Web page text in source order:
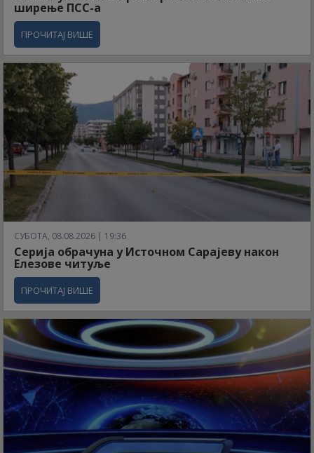
ширење ПСС-а
ПРОЧИТАЈ ВИШЕ
СУБОТА, 08.08.2026 | 19:36
Серија обрачуна у Источном Сарајеву након
Елезове читуље
ПРОЧИТАЈ ВИШЕ